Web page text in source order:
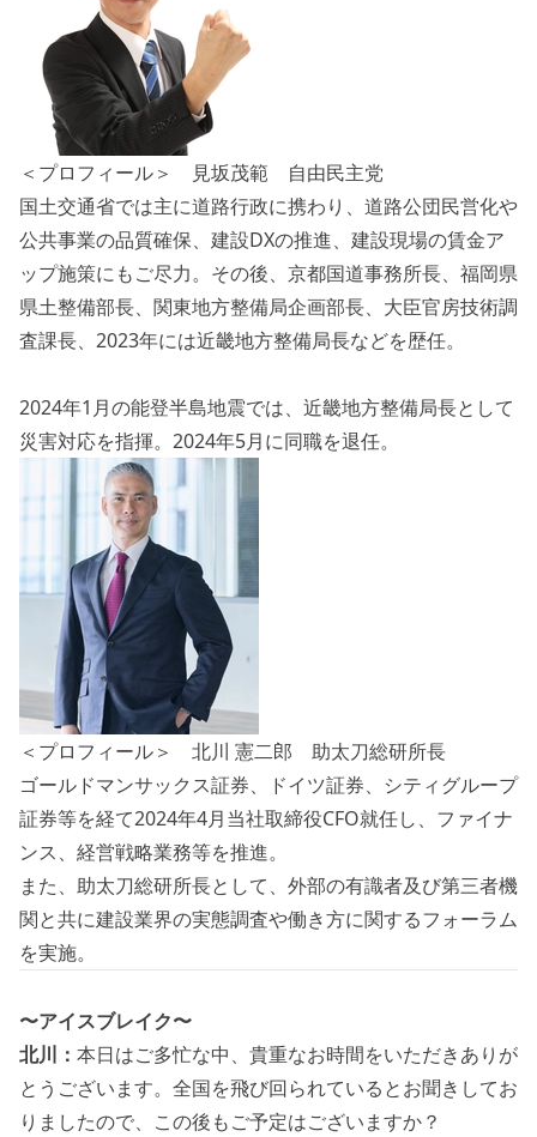
＜プロフィール＞ 見坂茂範 自由民主党
国土交通省では主に道路行政に携わり、道路公団民営化や
公共事業の品質確保、建設DXの推進、建設現場の賃金ア
ップ施策にもご尽力。その後、京都国道事務所長、福岡県
県土整備部長、関東地方整備局企画部長、大臣官房技術調
査課長、2023年には近畿地方整備局長などを歴任。
2024年1月の能登半島地震では、近畿地方整備局長として
災害対応を指揮。2024年5月に同職を退任。
＜プロフィール＞ 北川 憲二郎 助太刀総研所長
ゴールドマンサックス証券、ドイツ証券、シティグループ
証券等を経て2024年4月当社取締役CFO就任し、ファイナ
ンス、経営戦略業務等を推進。
また、助太刀総研所長として、外部の有識者及び第三者機
関と共に建設業界の実態調査や働き方に関するフォーラム
を実施。
〜アイスブレイク〜
北川： 本日はご多忙な中、貴重なお時間をいただきありが
とうございます。全国を飛び回られているとお聞きしてお
りましたので、この後もご予定はございますか？